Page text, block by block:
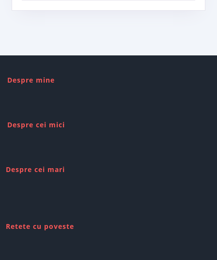
Despre mine
Despre cei mici
Despre cei mari
Retete cu poveste